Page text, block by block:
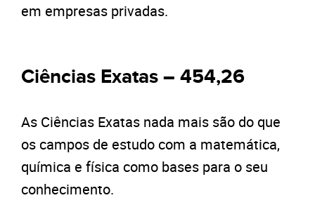
em empresas privadas.
Ciências Exatas – 454,26
As Ciências Exatas nada mais são do que
os campos de estudo com a matemática,
química e física como bases para o seu
conhecimento.